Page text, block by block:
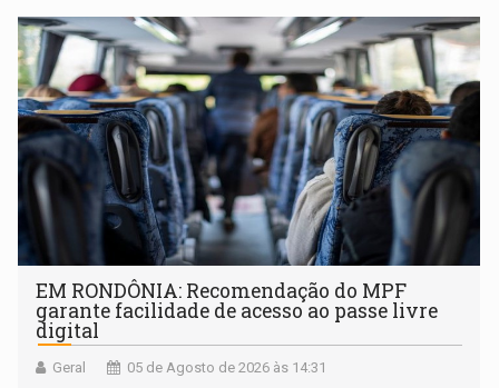
EM RONDÔNIA: Recomendação do MPF
garante facilidade de acesso ao passe livre
digital
Geral 05 de Agosto de 2026 às 14:31